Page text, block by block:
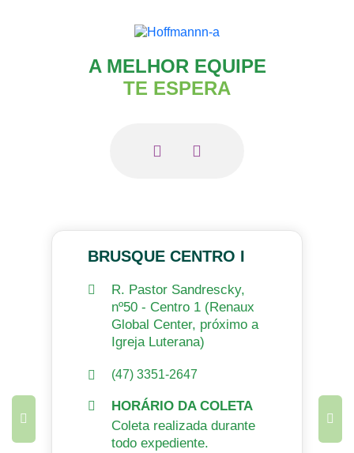
A MELHOR EQUIPE
TE ESPERA
BRUSQUE CENTRO I
R. Pastor Sandrescky,
nº50 - Centro 1 (Renaux
Global Center, próximo a
Igreja Luterana)
(47) 3351-2647
HORÁRIO DA COLETA
Coleta realizada durante
todo expediente.